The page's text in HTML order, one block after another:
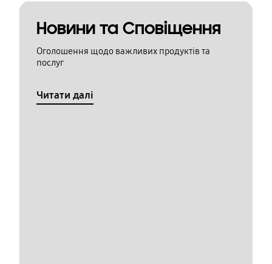
Новини та Сповіщення
Оголошення щодо важливих продуктів та
послуг
Читати далі